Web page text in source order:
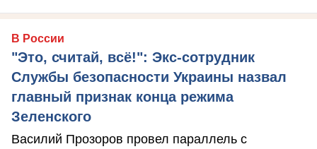
В России
"Это, считай, всё!": Экс-сотрудник
Службы безопасности Украины назвал
главный признак конца режима
Зеленского
Василий Прозоров провел параллель с